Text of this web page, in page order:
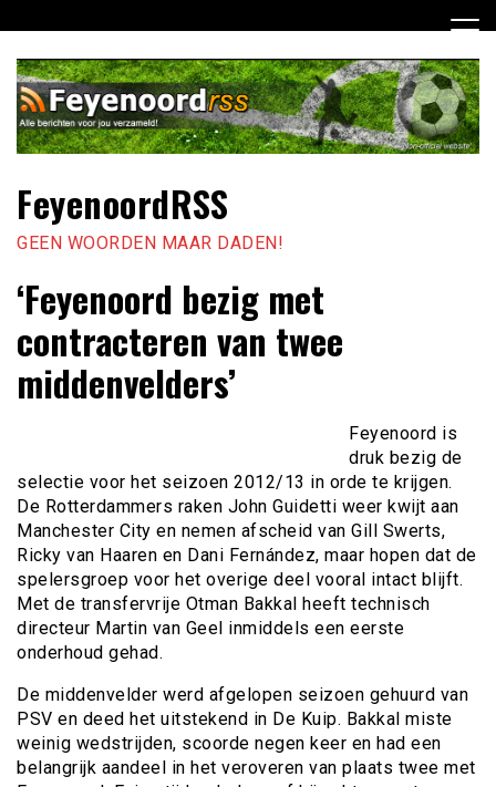
naar
inhoud
FeyenoordRSS
GEEN WOORDEN MAAR DADEN!
‘Feyenoord bezig met
contracteren van twee
middenvelders’
Feyenoord is
druk bezig de
selectie voor het seizoen 2012/13 in orde te krijgen.
De Rotterdammers raken John Guidetti weer kwijt aan
Manchester City en nemen afscheid van Gill Swerts,
Ricky van Haaren en Dani Fernández, maar hopen dat de
spelersgroep voor het overige deel vooral intact blijft.
Met de transfervrije Otman Bakkal heeft technisch
directeur Martin van Geel inmiddels een eerste
onderhoud gehad.
De middenvelder werd afgelopen seizoen gehuurd van
PSV en deed het uitstekend in De Kuip. Bakkal miste
weinig wedstrijden, scoorde negen keer en had een
belangrijk aandeel in het veroveren van plaats twee met